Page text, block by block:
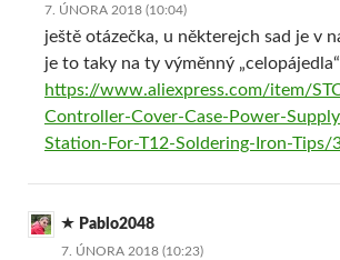
7. ÚNORA 2018 (10:04)
ještě otázečka, u některejch sad je v
je to taky na ty výměnný
https://www.aliexpress.com/item/
Controller-Cover-Case-Power-
Station-For-T12-Soldering-Iron-Tips/
Pablo2048
7. ÚNORA 2018 (10:23)